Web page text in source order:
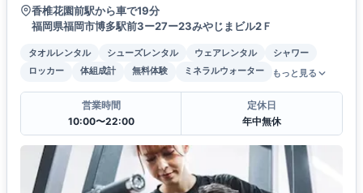
香椎花園前駅から車で19分
福岡県福岡市博多駅前3ー27ー23みやじまビル2Ｆ
タオルレンタル シューズレンタル ウェアレンタル
シャワー
ロッカー
体組成計 無料体験 ミネラルウォーター もっと見る
営業時間
10:00〜22:00
定休日
年中無休